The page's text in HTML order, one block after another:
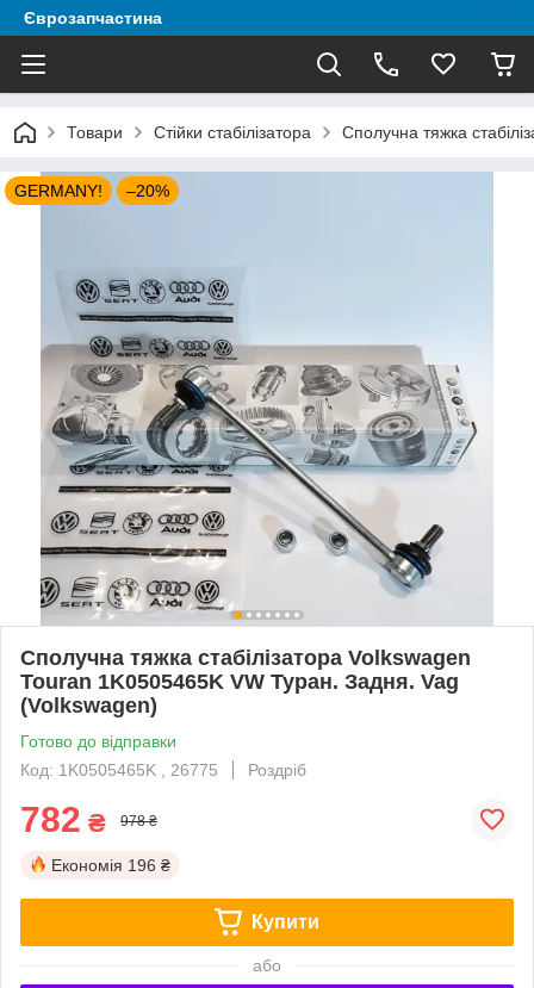
Єврозапчастина
Товари Стійки стабілізатора Сполучна тяжка
GERMANY! –20%
Сполучна тяжка стабілізатора Volkswagen
Touran 1K0505465K VW Туран. Задня. Vag
(Volkswagen)
Готово до відправки
Код: 1K0505465K , 26775
Роздріб
782 ₴ 978 ₴
Економія 196 ₴
Купити
або